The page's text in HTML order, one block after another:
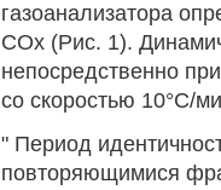
газоанализатора
СОх (Рис. 1).
непосредственно
со скоростью 10°С/
" Период
повторяющимися